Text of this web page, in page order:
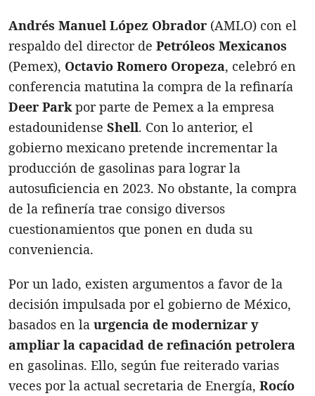
Andrés Manuel López Obrador (AMLO) con el
respaldo del director de Petróleos Mexicanos
(Pemex), Octavio Romero Oropeza, celebró en
conferencia matutina la compra de la refinaría
Deer Park por parte de Pemex a la empresa
estadounidense Shell. Con lo anterior, el
gobierno mexicano pretende incrementar la
producción de gasolinas para lograr la
autosuficiencia en 2023. No obstante, la compra
de la refinería trae consigo diversos
cuestionamientos que ponen en duda su
conveniencia.
Por un lado, existen argumentos a favor de la
decisión impulsada por el gobierno de México,
basados en la urgencia de modernizar y
ampliar la capacidad de refinación petrolera
en gasolinas. Ello, según fue reiterado varias
veces por la actual secretaria de Energía, Rocío